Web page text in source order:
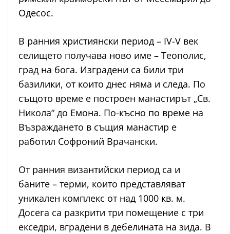
Одесос.
В ранния християнски период – IV-V век
селището получава ново име – Теополис,
град на бога. Изградени са били три
базилики, от които днес няма и следа. По
същото време е построен манастирът „Св.
Никола“ до Емона. По-късно по време на
Възраждането в същия манастир е
работил Софроний Врачански.
От ранния византийски период са и
баните – терми, които представляват
уникален комплекс от над 1000 кв. м.
Досега са разкрити три помещение с три
екседри, вградени в дебелината на зида. В